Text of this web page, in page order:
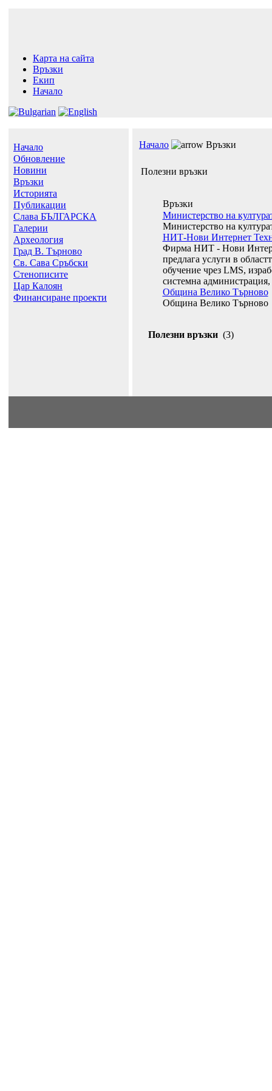
Карта на сайта
Връзки
Екип
Начало
Начало
Обновление
Новини
Връзки
Историята
Публикации
Слава БЪЛГАРСКА
Галерии
Археология
Град В. Търново
Св. Сава Сръбски
Стенописите
Цар Калоян
Финансиране проекти
Начало Връзки
Полезни връзки
Връзки
Министерство на
Министерство на
НИТ-Нови Интернет
Фирма НИТ - Нови
предлага услуги в
обучение чрез LMS,
системна
Община Велико Търново
Община Велико Търново
Полезни връзки (3)